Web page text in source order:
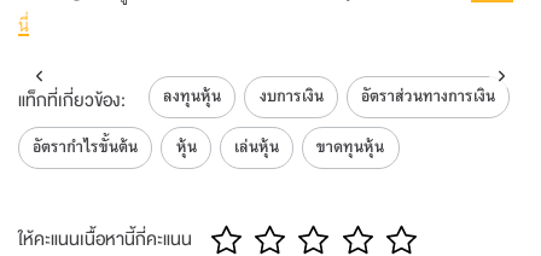
นี่
แท็กที่เกี่ยวข้อง: ลงทุนหุ้น งบการเงิน
อัตราส่วนทางการเงิน
อัตรากำไรขั้นต้น
หุ้น เล่นหุ้น ขาดทุนหุ้น
ให้คะแนนเนื้อหานี้กี่คะแนน